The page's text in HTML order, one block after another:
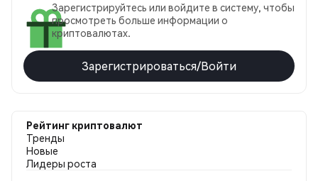
Зарегистрируйтесь или войдите в систему, чтобы
просмотреть больше информации о
криптовалютах.
Зарегистрироваться/Войти
Рейтинг криптовалют
Тренды
Новые
Лидеры роста